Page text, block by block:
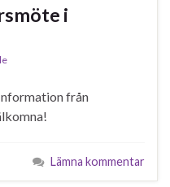
i
från
Lämna kommentar